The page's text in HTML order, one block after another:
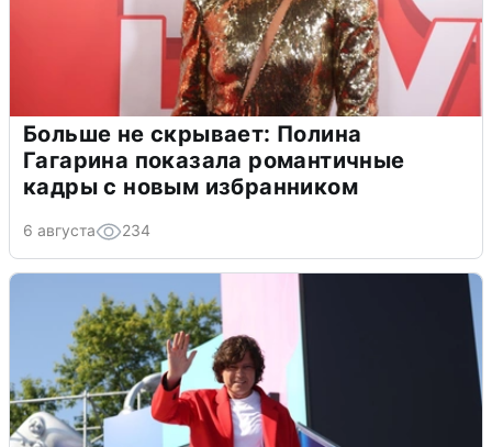
Больше не скрывает: Полина
Гагарина показала романтичные
кадры с новым избранником
6 августа 234